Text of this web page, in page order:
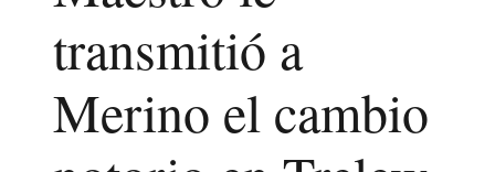
transmitió a
Merino el cambio